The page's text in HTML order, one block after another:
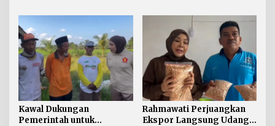
Generasi Perbatasan dari
Narkoba
Bantuan Penyelesaian
Pintu dan Jendela
Kawal Dukungan
Pemerintah untuk
Rahmawati Perjuangkan
Ekspor Langsung Udang